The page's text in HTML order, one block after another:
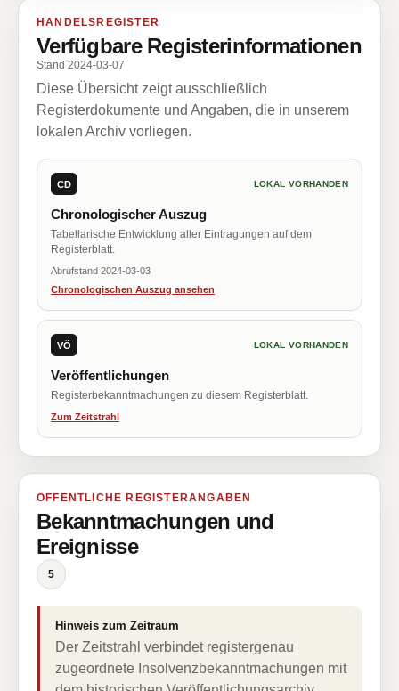
HANDELSREGISTER
Verfügbare Registerinformationen
Stand 2024-03-07
Diese Übersicht zeigt ausschließlich
Registerdokumente und Angaben, die in unserem
lokalen Archiv vorliegen.
CD LOKAL VORHANDEN
Chronologischer Auszug
Tabellarische Entwicklung aller Eintragungen auf dem
Registerblatt.
Abrufstand 2024-03-03
Chronologischen Auszug ansehen
VÖ LOKAL VORHANDEN
Veröffentlichungen
Registerbekanntmachungen zu diesem Registerblatt.
Zum Zeitstrahl
ÖFFENTLICHE REGISTERANGABEN
Bekanntmachungen und
Ereignisse
5
Hinweis zum Zeitraum
Der Zeitstrahl verbindet registergenau
zugeordnete Insolvenzbekanntmachungen mit